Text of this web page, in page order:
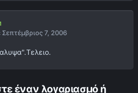
Σεπτέμβριος 7, 2006
έναν λογαριασμό ή